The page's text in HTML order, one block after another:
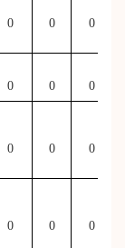
0 0 0
0 0 0
0 0 0
0 0 0